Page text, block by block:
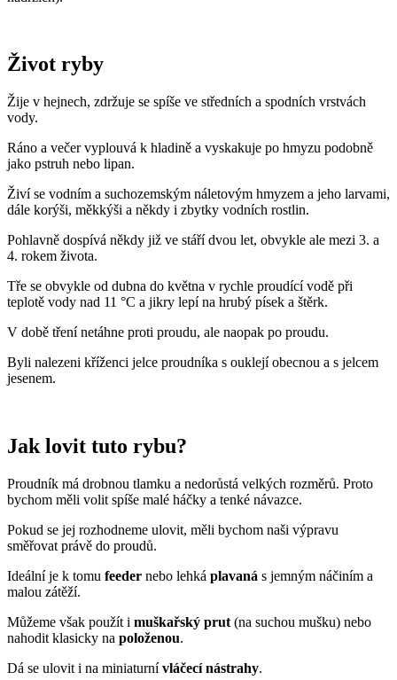
Život ryby
Žije v hejnech, zdržuje se spíše ve středních a spodních vrstvách
vody.
Ráno a večer vyplouvá k hladině a vyskakuje po hmyzu podobně
jako pstruh nebo lipan.
Živí se vodním a suchozemským náletovým hmyzem a jeho larvami,
dále korýši, měkkýši a někdy i zbytky vodních rostlin.
Pohlavně dospívá někdy již ve stáří dvou let, obvykle ale mezi 3. a
4. rokem života.
Tře se obvykle od dubna do května v rychle proudící vodě při
teplotě vody nad 11 °C a jikry lepí na hrubý písek a štěrk.
V době tření netáhne proti proudu, ale naopak po proudu.
Byli nalezeni kříženci jelce proudníka s ouklejí obecnou a s jelcem
jesenem.
Jak lovit tuto rybu?
Proudník má drobnou tlamku a nedorůstá velkých rozměrů. Proto
bychom měli volit spíše malé háčky a tenké návazce.
Pokud se jej rozhodneme ulovit, měli bychom naši výpravu
směřovat právě do proudů.
Ideální je k tomu feeder nebo lehká plavaná s jemným náčiním a
malou zátěží.
Můžeme však použít i muškařský prut (na suchou mušku) nebo
nahodit klasicky na položenou.
Dá se ulovit i na miniaturnívláčecí nástrahy.